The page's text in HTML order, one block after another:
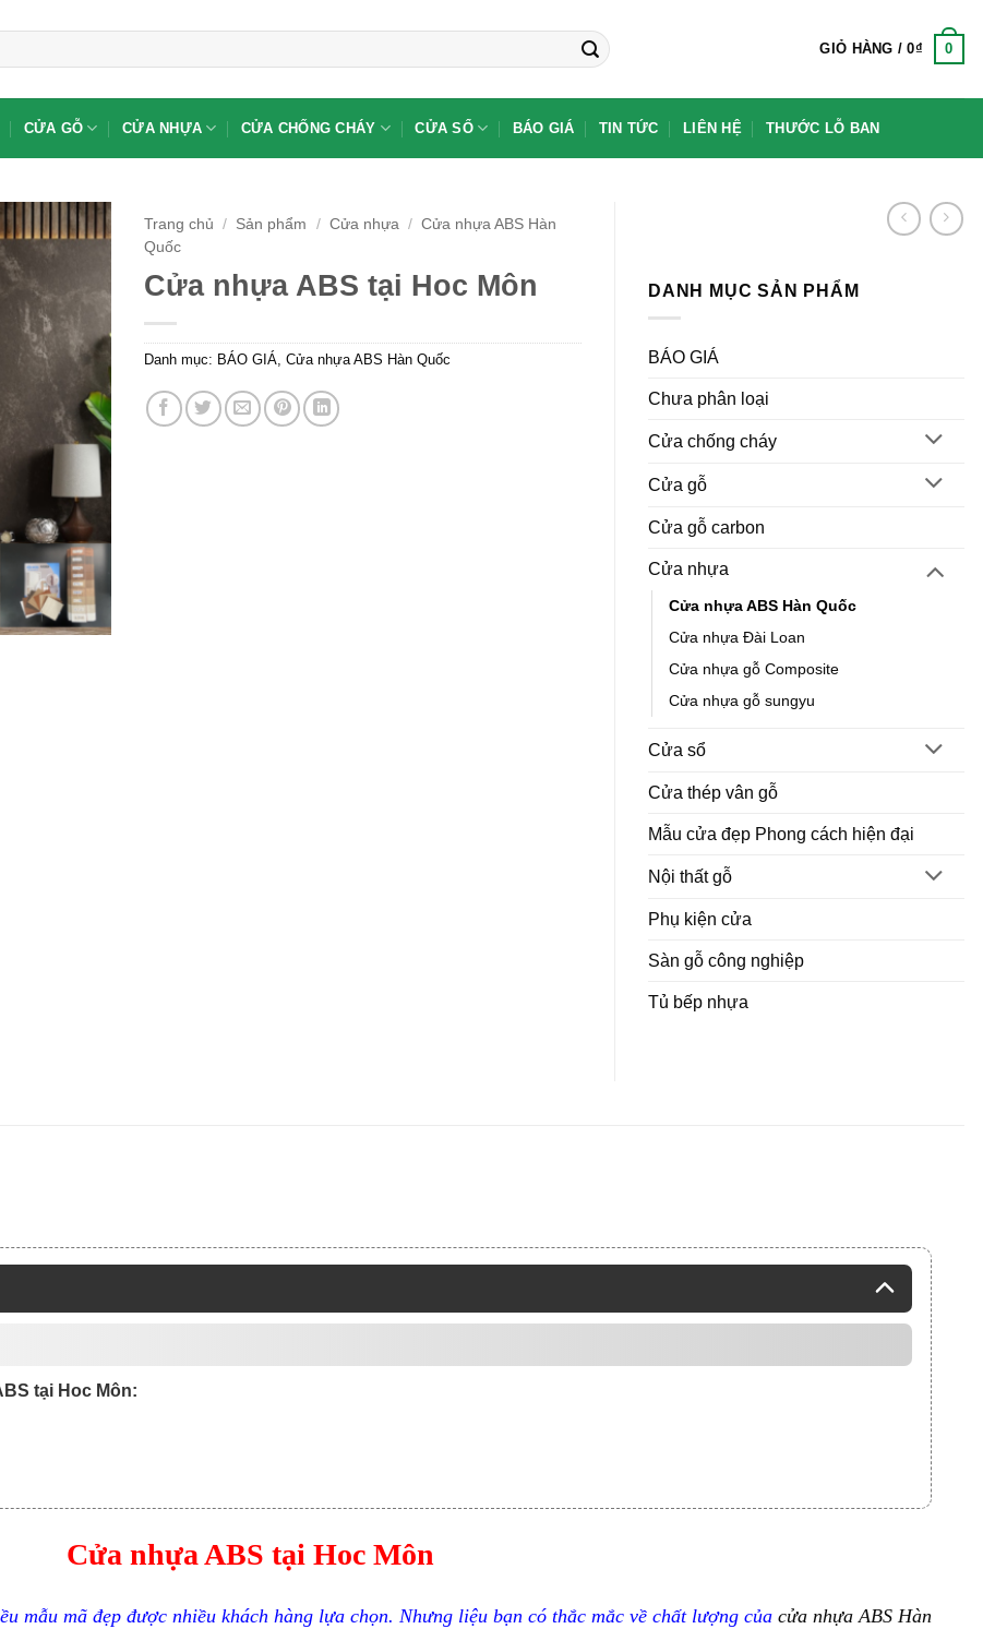
GIỎ HÀNG /0₫ 0
CỬA GỖ CỬA NHỰA CỬA CHỐNG CHÁY CỬA SỔ BÁO GIÁ TIN TỨC LIÊN HỆ THƯỚC LỖ BAN
Trang chủ / Sản phẩm / Cửa nhựa / Cửa nhựa ABS Hàn
Quốc
Cửa nhựa ABS tại Hoc Môn
Danh mục: BÁO GIÁ ,Cửa nhựa ABS Hàn Quốc
DANH MỤC SẢN PHẨM
BÁO GIÁ
Chưa phân loại
Cửa chống cháy
Cửa gỗ
Cửa gỗ carbon
Cửa nhựa
Cửa nhựa ABS Hàn Quốc
Cửa nhựa Đài Loan
Cửa nhựa gỗ Composite
Cửa nhựa gỗ sungyu
Cửa sổ
Cửa thép vân gỗ
Mẫu cửa đẹp Phong cách hiện đại
Nội thất gỗ
Phụ kiện cửa
Sàn gỗ công nghiệp
Tủ bếp nhựa
tại Hoc Môn:
Cửa nhựa ABS tại Hoc Môn
mẫu mã đẹp được nhiều khách hàng lựa chọn. Nhưng liệu bạn có thắc mắc về chất lượng của cửa nhựa ABS Hàn